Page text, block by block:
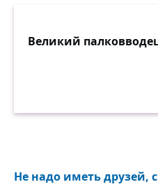
Великий
Не надо иметь друзей,